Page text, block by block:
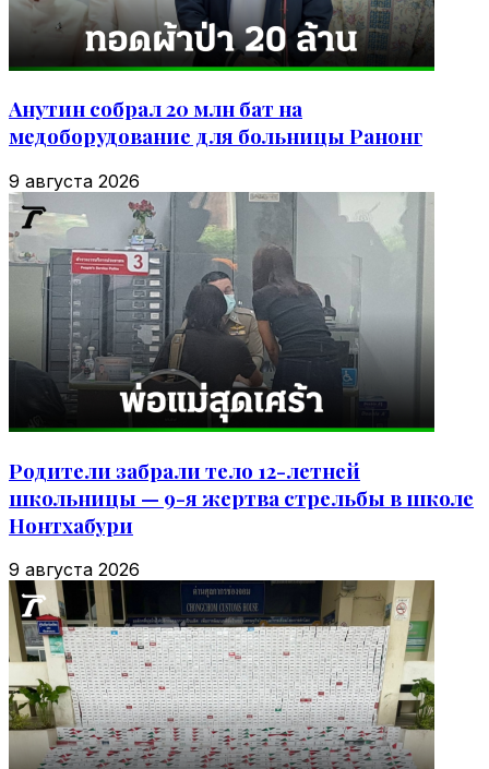
Анутин собрал 20 млн бат на
медоборудование для больницы Ранонг
9 августа 2026
Родители забрали тело 12-летней
школьницы — 9-я жертва стрельбы в школе
Нонтхабури
9 августа 2026